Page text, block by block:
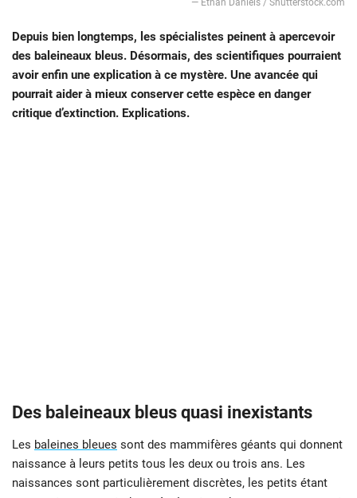
— Ethan Daniels / Shutterstock.com
Depuis bien longtemps, les spécialistes peinent à apercevoir
des baleineaux bleus. Désormais, des scientifiques pourraient
avoir enfin une explication à ce mystère. Une avancée qui
pourrait aider à mieux conserver cette espèce en danger
critique d’extinction. Explications.
Des baleineaux bleus quasi inexistants
Les baleines bleues sont des mammifères géants qui donnent
naissance à leurs petits tous les deux ou trois ans. Les
naissances sont particulièrement discrètes, les petits étant